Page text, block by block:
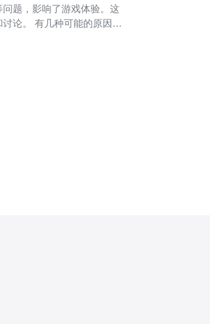
题，影响了游戏体验。这
的原因可
导致服务器性能不足，从